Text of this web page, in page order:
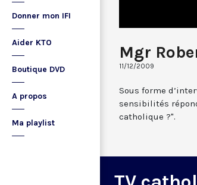
Donner mon IFI
Aider KTO
Boutique DVD
A propos
Ma playlist
Mgr
11/12/2009
Sous forme
sensibilités
catholique ?".